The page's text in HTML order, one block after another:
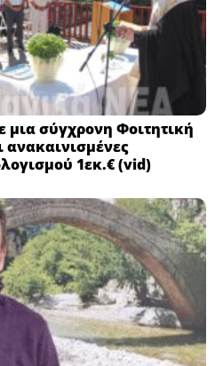
σύγχρονη Φοιτητική
ανακαινισμένες
1εκ.€ (vid)